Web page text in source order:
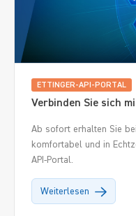
ETTINGER-API-PORTAL
Verbinden Sie sich
Ab sofort erhalten Sie
komfortabel und in
API-Portal.
Weiterlesen